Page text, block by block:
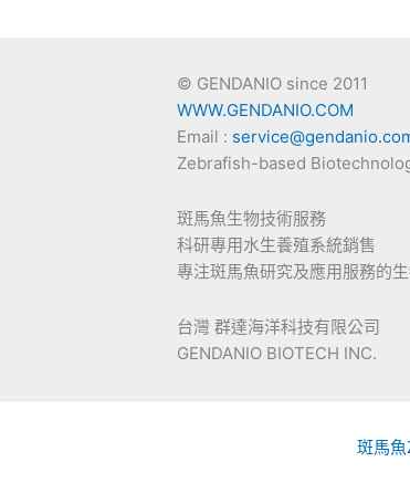
© GENDANIO since 2011
WWW.GENDANIO.COM
Email :
Zebrafish-based
斑馬魚生物技術服務
科研專用水生養殖系統銷售
專注斑馬魚研究及應用服務的
台灣 群達海洋科技有限公司
GENDANIO BIOTECH INC.
斑馬